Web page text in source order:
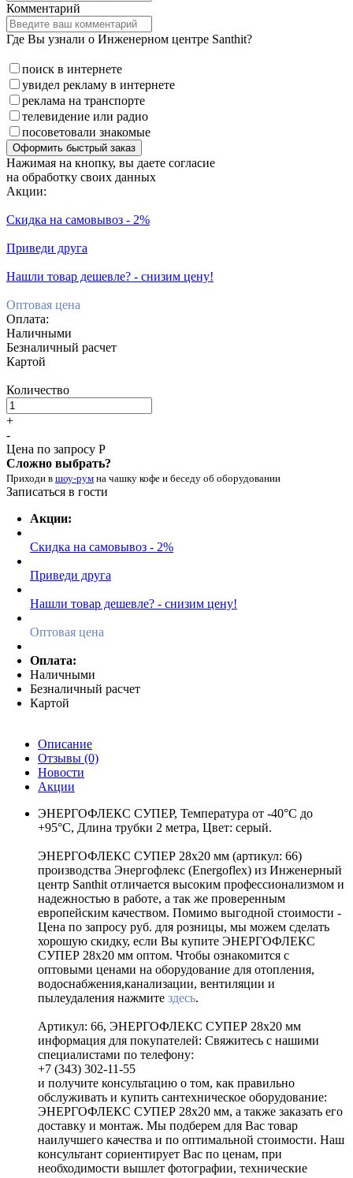
Комментарий
Где Вы узнали о Инженерном центре Santhit?
поиск в интернете
увидел рекламу в интернете
реклама на транспорте
телевидение или радио
посоветовали знакомые
Оформить быстрый заказ
Нажимая на кнопку, вы даете согласие
на обработку своих данных
Акции:
Скидка на самовывоз - 2%
Приведи друга
Нашли товар дешевле? - снизим цену!
Оптовая цена
Оплата:
Наличными
Безналичный расчет
Картой
Количество
+
-
Цена по запросу Р
Сложно выбрать?
Приходи в шоу-рум на чашку кофе и беседу об оборудовании
Записаться в гости
Акции:
Скидка на самовывоз - 2%
Приведи друга
Нашли товар дешевле? - снизим цену!
Оптовая цена
Оплата:
Наличными
Безналичный расчет
Картой
Описание
Отзывы (0)
Новости
Акции
ЭНЕРГОФЛЕКС СУПЕР, Температура от -40°С до
+95°С, Длина трубки 2 метра, Цвет: серый.
ЭНЕРГОФЛЕКС СУПЕР 28х20 мм (артикул: 66)
производства Энергофлекс (Energoflex) из Инженерный
центр Santhit отличается высоким профессионализмом и
надежностью в работе, а так же проверенным
европейским качеством. Помимо выгодной стоимости -
Цена по запросу руб. для розницы, мы можем сделать
хорошую скидку, если Вы купите ЭНЕРГОФЛЕКС
СУПЕР 28х20 мм оптом. Чтобы ознакомится с
оптовыми ценами на оборудование для отопления,
водоснабжения,канализации, вентиляции и
пылеудаления нажмите здесь.
Артикул: 66, ЭНЕРГОФЛЕКС СУПЕР 28х20 мм
информация для покупателей: Свяжитесь с нашими
специалистами по телефону:
+7 (343) 302-11-55
и получите консультацию о том, как правильно
обслуживать и купить сантехническое оборудование:
ЭНЕРГОФЛЕКС СУПЕР 28х20 мм, а также заказать его
доставку и монтаж. Мы подберем для Вас товар
наилучшего качества и по оптимальной стоимости. Наш
консультант сориентирует Вас по ценам, при
необходимости вышлет фотографии, технические